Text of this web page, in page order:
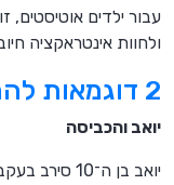
עבור ילדים
ולחוות אינטראקציה
2 דוגמאות להמחשה
יואב והכביסה
יואב בן